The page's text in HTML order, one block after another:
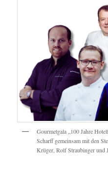
Gourmetgala „100 Jahre
Scharff gemeinsam mit den
Krüger, Rolf Straubinger und